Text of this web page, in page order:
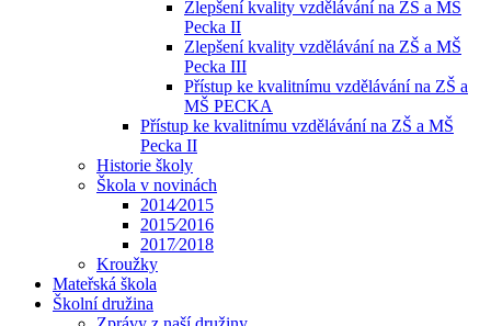
Zlepšení kvality vzdělávání na ZŠ a MŠ
Pecka II
Zlepšení kvality vzdělávání na ZŠ a MŠ
Pecka III
Přístup ke kvalitnímu vzdělávání na ZŠ a
MŠ PECKA
Přístup ke kvalitnímu vzdělávání na ZŠ a MŠ
Pecka II
Historie školy
Škola v novinách
2014⁄2015
2015⁄2016
2017⁄2018
Kroužky
Mateřská škola
Školní družina